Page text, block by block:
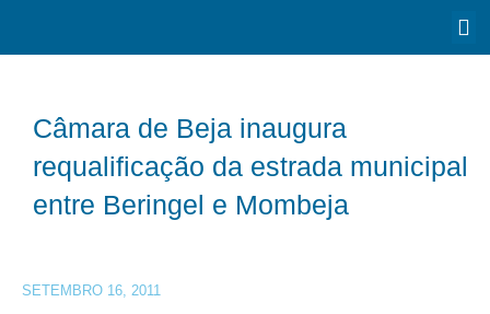
Câmara de Beja inaugura
requalificação da estrada municipal
entre Beringel e Mombeja
SETEMBRO 16, 2011